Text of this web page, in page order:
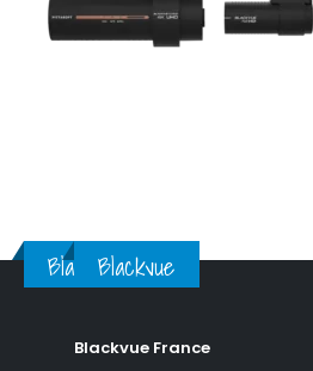
BlackvueBlackvue
Blackvue France